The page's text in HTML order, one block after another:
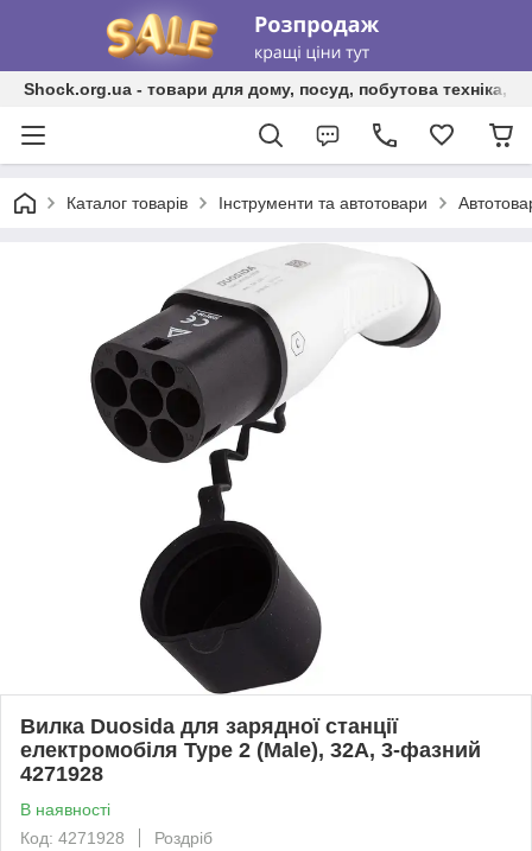
Shock.org.ua - товари для дому, посуд, побутова техніка,
Каталог товарів Інструменти та автотовари
Вилка Duosida для зарядної станцiї
електромобiля Type 2 (Male), 32А, 3-фазний
4271928
В наявності
Код: 4271928
Роздріб